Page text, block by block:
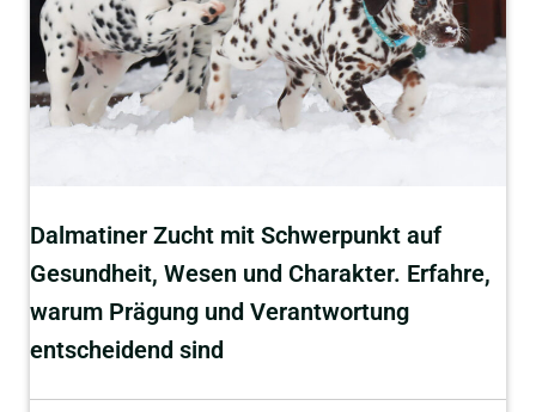
Dalmatiner Zucht mit Schwerpunkt auf
Gesundheit, Wesen und Charakter. Erfahre,
warum Prägung und Verantwortung
entscheidend sind